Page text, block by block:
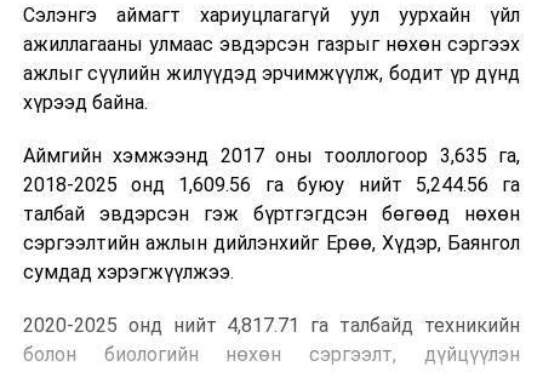
Сэлэнгэ аймагт хариуцлагагүй уул уурхайн үйл
ажиллагааны улмаас эвдэрсэн газрыг нөхөн сэргээх
ажлыг сүүлийн жилүүдэд эрчимжүүлж, бодит үр дүнд
хүрээд байна.
Аймгийн хэмжээнд 2017 оны тооллогоор 3,635 га,
2018-2025 онд 1,609.56 га буюу нийт 5,244.56 га
талбай эвдэрсэн гэж бүртгэгдсэн бөгөөд нөхөн
сэргээлтийн ажлын дийлэнхийг Ерөө, Хүдэр, Баянгол
сумдад хэрэгжүүлжээ.
2020-2025 онд нийт 4,817.71 га талбайд техникийн
болон биологийн нөхөн сэргээлт, дүйцүүлэн